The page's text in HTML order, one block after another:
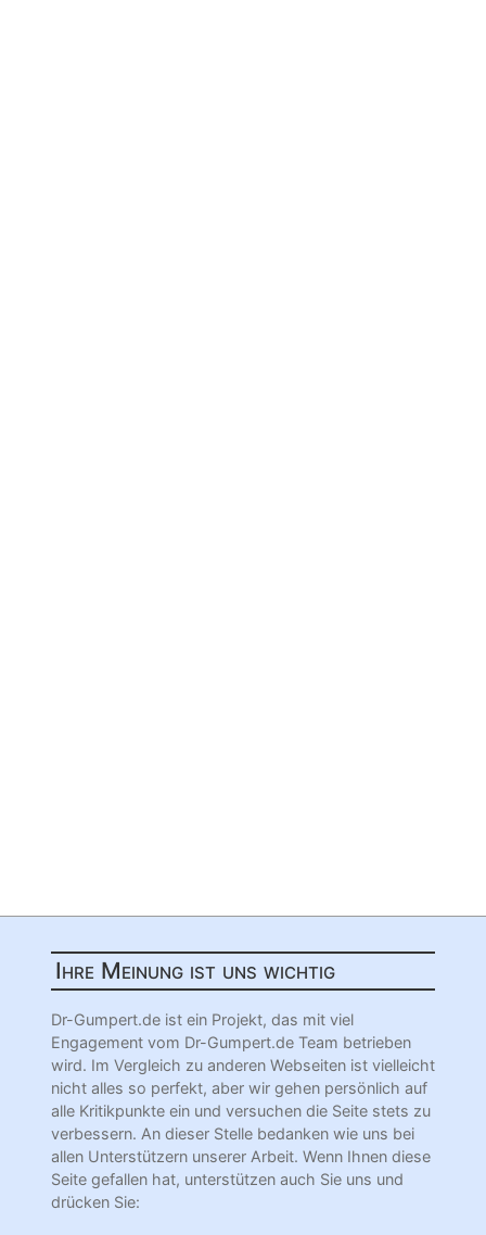
Ihre Meinung ist uns wichtig
Dr-Gumpert.de ist ein Projekt, das mit viel
Engagement vom Dr-Gumpert.de Team betrieben
wird. Im Vergleich zu anderen Webseiten ist vielleicht
nicht alles so perfekt, aber wir gehen persönlich auf
alle Kritikpunkte ein und versuchen die Seite stets zu
verbessern. An dieser Stelle bedanken wie uns bei
allen Unterstützern unserer Arbeit. Wenn Ihnen diese
Seite gefallen hat, unterstützen auch Sie uns und
drücken Sie: